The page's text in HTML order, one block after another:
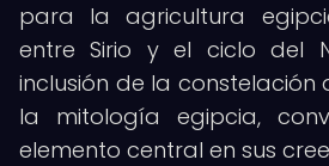
para la agricultura
entre Sirio y el ciclo del
inclusión de la constelación
la mitología egipcia,
elemento central en sus